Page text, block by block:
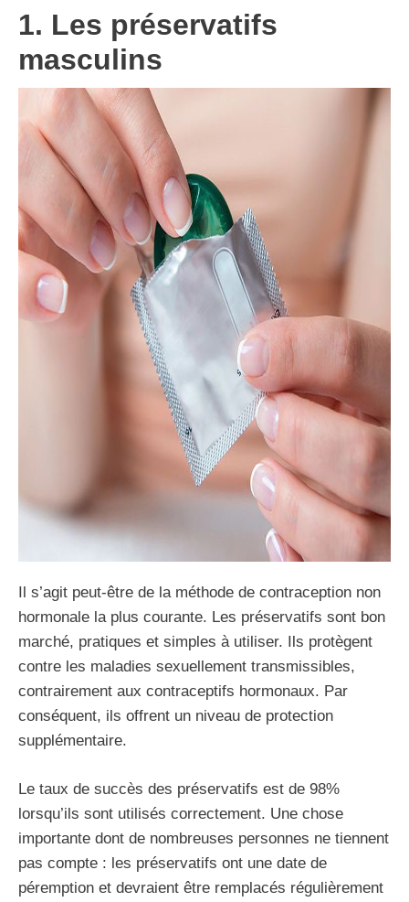
1. Les préservatifs
masculins
Il s’agit peut-être de la méthode de contraception non
hormonale la plus courante. Les préservatifs sont bon
marché, pratiques et simples à utiliser. Ils protègent
contre les maladies sexuellement transmissibles,
contrairement aux contraceptifs hormonaux. Par
conséquent, ils offrent un niveau de protection
supplémentaire.
Le taux de succès des préservatifs est de 98%
lorsqu’ils sont utilisés correctement. Une chose
importante dont de nombreuses personnes ne tiennent
pas compte : les préservatifs ont une date de
péremption et devraient être remplacés régulièrement